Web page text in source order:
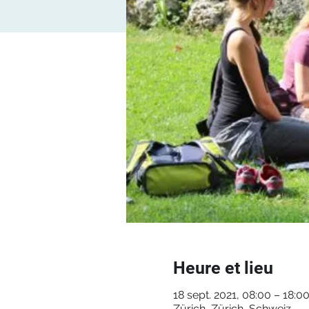
Heure et lieu
18 sept. 2021, 08:00 – 18:00